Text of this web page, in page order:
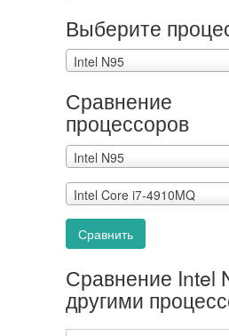
Выберите
Intel N95
Сравнение
процессоров
Intel N95
Intel Core i7-4910MQ
Сравнить
Сравнение Intel
другими